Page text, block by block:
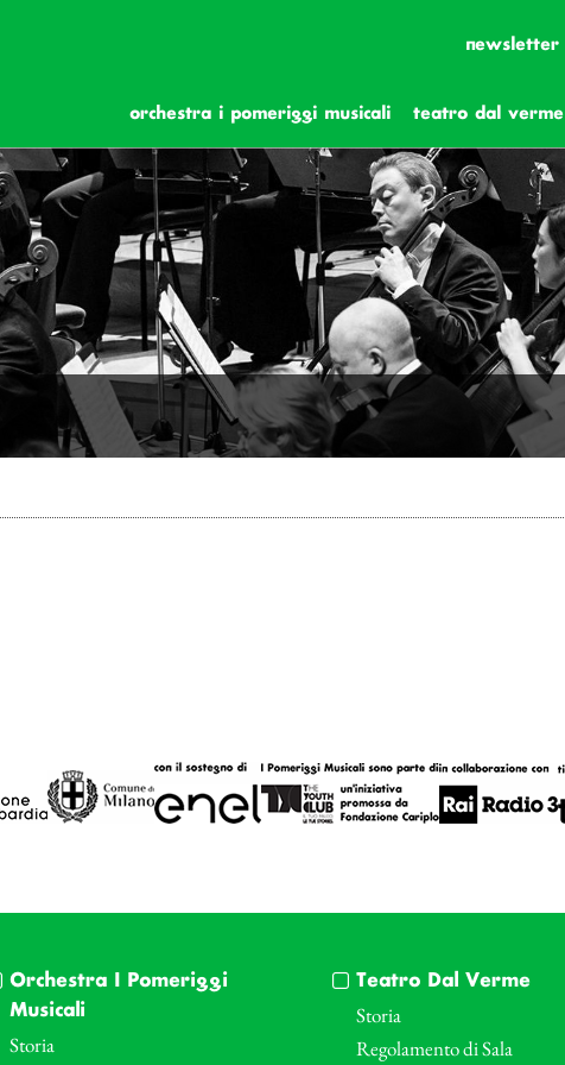
newsletter
orchestra i pomeriggi musicali teatro dal verme
Orchestra I Pomeriggi
Musicali
Storia
Teatro Dal Verme
Storia
Regolamento di Sala